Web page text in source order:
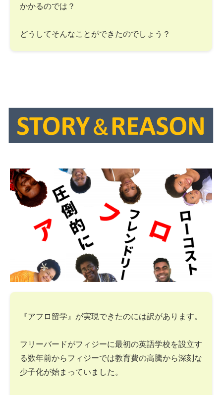
かかるのでは？
どうしてそんなことができたのでしょう？
『アフロ留学』が実現できたのには訳があります。
フリーバードがフィジーに最初の英語学校を設立す
る数年前からフィジーでは教育費の高騰から深刻な
少子化が始まっていました。